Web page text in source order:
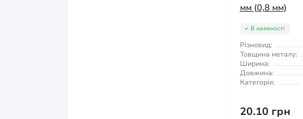
мм (0,8 мм)
В наявності
Різновид:
Товщина металу:
Ширина:
Довжина:
Категорія:
20.10 грн